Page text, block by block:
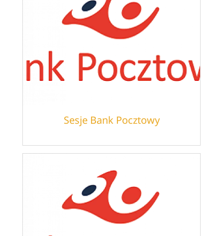
Sesje Bank Pocztowy